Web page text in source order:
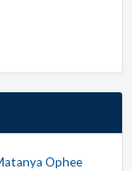
Ophee